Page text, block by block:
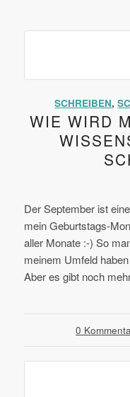
SCHREIBEN,
WIE WIRD
Der September ist
mein Geburtstags-
aller Monate :-) So
meinem Umfeld
Aber es gibt noch
0 /